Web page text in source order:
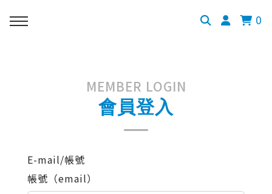
0
MEMBER LOGIN
會員登入
E-mail/帳號
帳號（email）